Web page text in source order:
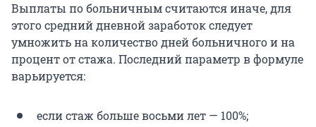
Выплаты по больничным считаются иначе, для
этого средний дневной заработок следует
умножить на количество дней больничного и на
процент от стажа. Последний параметр в формуле
варьируется:
если стаж больше восьми лет — 100%;